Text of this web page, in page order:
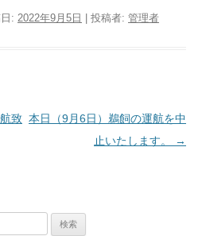
: 2022年9月5日 投稿者: 管理者
致 本日（9月6日）鵜飼の運航を中
止いたします。
→